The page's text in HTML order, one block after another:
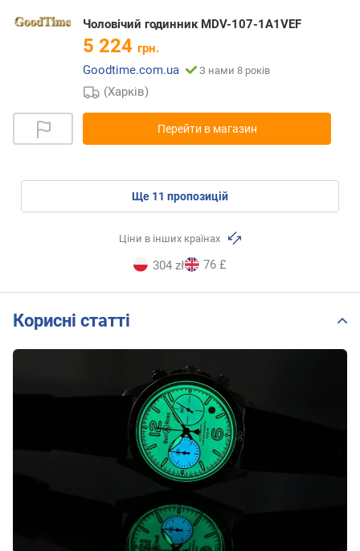
Чоловічий годинник MDV-107-1A1VEF
5 224 грн.
Goodtime.com.ua
З нами 8 років
(Харків)
Перейти в магазин
ще 11 пропозицій
Ціни в інших країнах
304 zł 76 £
Корисні статті